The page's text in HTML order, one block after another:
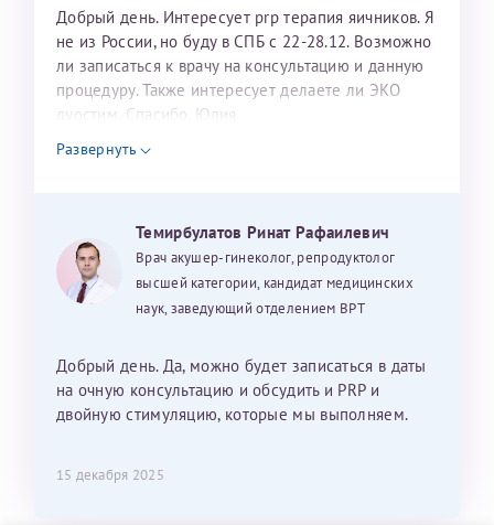
Добрый день. Интересует prp терапия яичников. Я
не из России, но буду в СПБ с 22-28.12. Возможно
ли записаться к врачу на консультацию и данную
процедуру. Также интересует делаете ли ЭКО
дуостим. Спасибо. Юлия
Развернуть
Темирбулатов Ринат Рафаилевич
Врач акушер-гинеколог, репродуктолог
высшей категории, кандидат медицинских
наук, заведующий отделением ВРТ
Добрый день. Да, можно будет записаться в даты
на очную консультацию и обсудить и PRP и
двойную стимуляцию, которые мы выполняем.
15 декабря 2025